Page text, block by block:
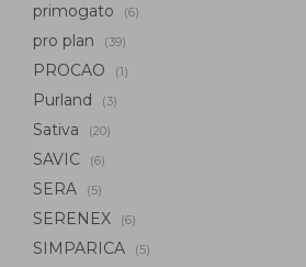
primogato (6)
pro plan (39)
PROCAO (1)
Purland (3)
Sativa (20)
SAVIC (6)
SERA (5)
SERENEX (6)
SIMPARICA (5)